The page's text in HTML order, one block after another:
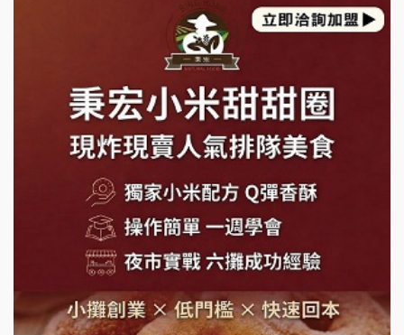
莫尼早餐Morni加盟說明會
手作功夫茶加盟說明會
SHARE TEA歇腳亭加盟說明會
潮味決-湯滷專門店加盟說明會
鬍子茶加盟說明會
鮮茶道加盟說明會